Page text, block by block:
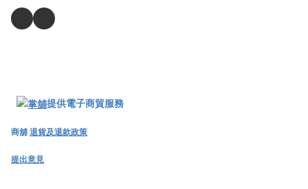
提供電子商貿服務
商舖退貨及退款政策
提出意見